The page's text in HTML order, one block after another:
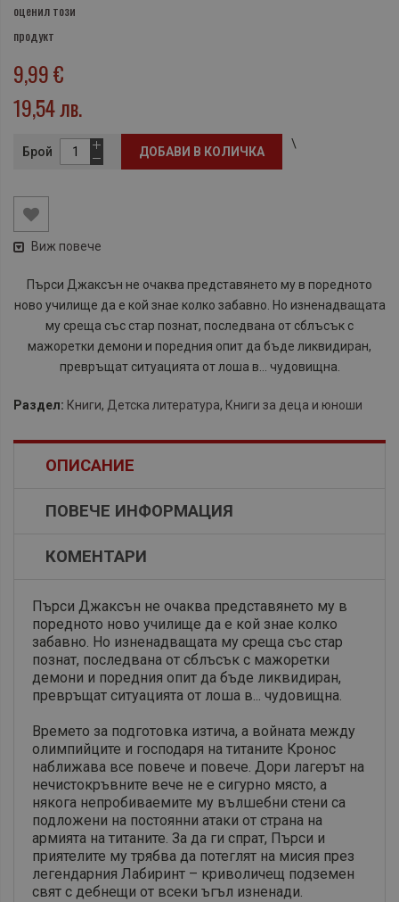
оценил този
продукт
9,99 €
19,54 лв.
Брой ДОБАВИ В КОЛИЧКА
\
Виж повече
Пърси Джаксън не очаква представянето му в поредното
ново училище да е кой знае колко забавно. Но изненадващата
му среща със стар познат, последвана от сблъсък с
мажоретки демони и поредния опит да бъде ликвидиран,
превръщат ситуацията от лоша в... чудовищна.
Раздел: Книги, Детска литература, Книги за деца и юноши
ОПИСАНИЕ
ПОВЕЧЕ ИНФОРМАЦИЯ
КОМЕНТАРИ
Пърси Джаксън не очаква представянето му в
поредното ново училище да е кой знае колко
забавно. Но изненадващата му среща със стар
познат, последвана от сблъсък с мажоретки
демони и поредния опит да бъде ликвидиран,
превръщат ситуацията от лоша в... чудовищна.
Времето за подготовка изтича, а войната между
олимпийците и господаря на титаните Кронос
наближава все повече и повече. Дори лагерът на
нечистокръвните вече не е сигурно място, а
някога непробиваемите му вълшебни стени са
подложени на постоянни атаки от страна на
армията на титаните. За да ги ­спрат, Пърси и
приятелите му трябва да потеглят на мисия през
легендарния Лабиринт – криволичещ подземен
свят с дебнещи от всеки ъгъл изненади.